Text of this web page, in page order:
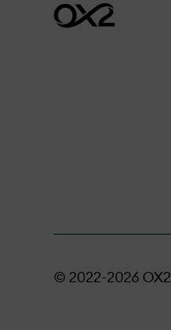
© 2022-2026 OX2